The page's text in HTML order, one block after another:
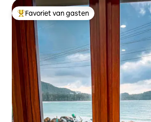
Topfavoriet van gasten
Favoriet van gasten